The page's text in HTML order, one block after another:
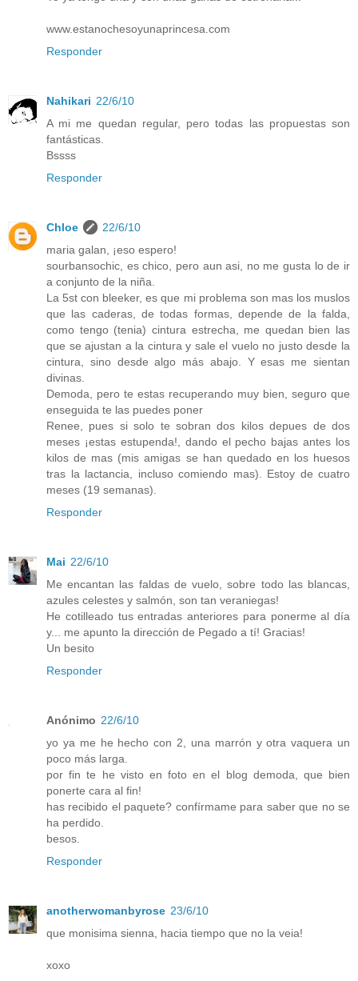
www.estanochesoyunaprincesa.com
Responder
Nahikari 22/6/10
A mi me quedan regular, pero todas las propuestas son
fantásticas.
Bssss
Responder
Chloe
22/6/10
maria galan, ¡eso espero!
sourbansochic, es chico, pero aun asi, no me gusta lo de ir
a conjunto de la niña.
La 5st con bleeker, es que mi problema son mas los muslos
que las caderas, de todas formas, depende de la falda,
como tengo (tenia) cintura estrecha, me quedan bien las
que se ajustan a la cintura y sale el vuelo no justo desde la
cintura, sino desde algo más abajo. Y esas me sientan
divinas.
Demoda, pero te estas recuperando muy bien, seguro que
enseguida te las puedes poner
Renee, pues si solo te sobran dos kilos depues de dos
meses ¡estas estupenda!, dando el pecho bajas antes los
kilos de mas (mis amigas se han quedado en los huesos
tras la lactancia, incluso comiendo mas). Estoy de cuatro
meses (19 semanas).
Responder
Mai 22/6/10
Me encantan las faldas de vuelo, sobre todo las blancas,
azules celestes y salmón, son tan veraniegas!
He cotilleado tus entradas anteriores para ponerme al día
y... me apunto la dirección de Pegado a tí! Gracias!
Un besito
Responder
Anónimo 22/6/10
yo ya me he hecho con 2, una marrón y otra vaquera un
poco más larga.
por fin te he visto en foto en el blog demoda, que bien
ponerte cara al fin!
has recibido el paquete? confírmame para saber que no se
ha perdido.
besos.
Responder
anotherwomanbyrose 23/6/10
que monisima sienna, hacia tiempo que no la veia!
xoxo